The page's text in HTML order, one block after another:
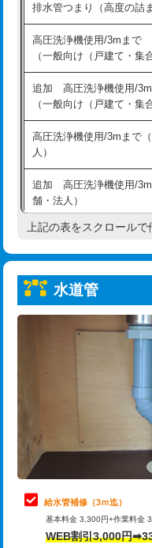
給水管工事※（バンド止
給水管工事※（支持金具
給水管工事※（保温材使
め込み）)
給水管工事※（土の掘削
業)
給水管工事※（塩ビ管（
用/3ｍまで)
給水管工事※（塩ビ管（
給水管工事※（ライニン
管・ポリ管・HT管使用/3
給水管工事※（ライニン
管・ポリ管・HT管使用/3
排水管工事（土の掘削・
排水管工事（排水管工事/
排水管工事（追加 排水
マス交換（土の掘削・埋
マス交換（深さ50㎝未満
排水管つまり（高度の詰
高圧洗浄機使用/3mまで
（一般向け（戸建て・集
追加 高圧洗浄機使用/3m
（一般向け（戸建て・集
高圧洗浄機使用/3mまで
人）
追加 高圧洗浄機使用/
舗・法人）
高度高圧洗浄換
トーラー機使用/3mまで
追加トーラー機使用/3m
止水・漏水調査・防水処
理・調整・分解・加工な
止水・漏水調査・防水処
理・調整・分解・加工な
止水・漏水調査・防水処
理・調整・分解・加工な
上記の表をスクロール
水道管
給水管補修（3ｍ迄）
基本料金 3,300円+作業料金
WEB割引3,000円